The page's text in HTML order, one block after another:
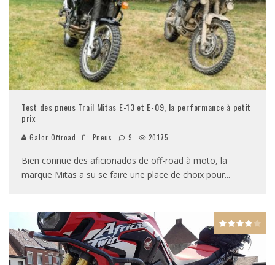
Test des pneus Trail Mitas E-13 et E-09, la performance à petit
prix
Galor Offroad Pneus 9 20175
Bien connue des aficionados de off-road à moto, la
marque Mitas a su se faire une place de choix pour...